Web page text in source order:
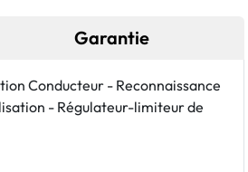
Garantie
Conducteur - Reconnaissance
- Régulateur-limiteur de